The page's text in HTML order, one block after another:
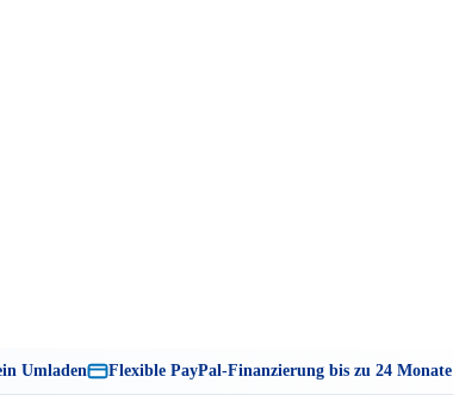
Umladen Flexible PayPal-Finanzierung bis zu 24 Monate